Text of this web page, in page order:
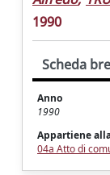
1990
Scheda
Anno
1990
Appartiene
04a Atto di